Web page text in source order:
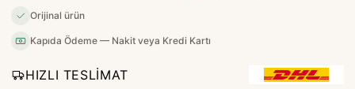
Orijinal ürün
Kapıda Ödeme — Nakit veya Kredi Kartı
HIZLI TESLİMAT